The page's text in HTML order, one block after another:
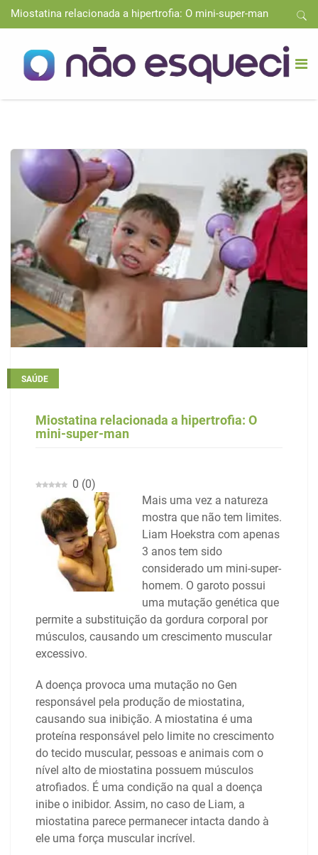
Miostatina relacionada a hipertrofia: O mini-super-man
SAÚDE
Miostatina relacionada a hipertrofia: O
mini-super-man
0 (0)
Mais uma vez a natureza
mostra que não tem limites.
Liam Hoekstra com apenas
3 anos tem sido
considerado um mini-super-
homem. O garoto possui
uma mutação genética que
permite a substituição da gordura corporal por
músculos, causando um crescimento muscular
excessivo.
A doença provoca uma mutação no Gen
responsável pela produção de miostatina,
causando sua inibição. A miostatina é uma
proteína responsável pelo limite no crescimento
do tecido muscular, pessoas e animais com o
nível alto de miostatina possuem músculos
atrofiados. É uma condição na qual a doença
inibe o inibidor. Assim, no caso de Liam, a
miostatina parece permanecer intacta dando à
ele uma força muscular incrível.